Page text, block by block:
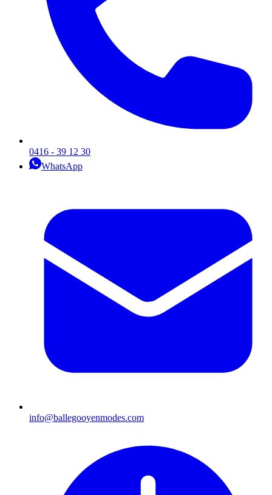
0416 - 39 12 30
WhatsApp
info@ballegooyenmodes.com